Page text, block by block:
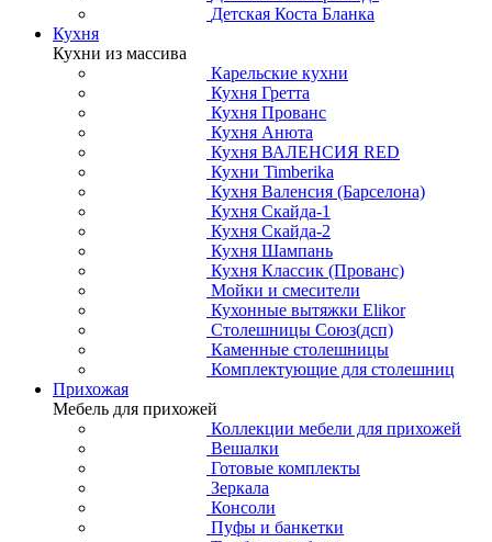
Детская Коста Бланка
Кухня
Кухни из массива
Карельские кухни
Кухня Гретта
Кухня Прованс
Кухня Анюта
Кухня ВАЛЕНСИЯ RED
Кухни Timberika
Кухня Валенсия (Барселона)
Кухня Скайда-1
Кухня Скайда-2
Кухня Шампань
Кухня Классик (Прованс)
Мойки и смесители
Кухонные вытяжки Elikor
Столешницы Союз(дсп)
Каменные столешницы
Комплектующие для столешниц
Прихожая
Мебель для прихожей
Коллекции мебели для прихожей
Вешалки
Готовые комплекты
Зеркала
Консоли
Пуфы и банкетки